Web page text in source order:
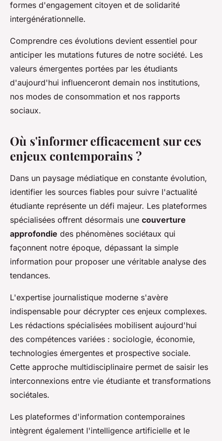
formes d'engagement citoyen et de solidarité
intergénérationnelle.
Comprendre ces évolutions devient essentiel pour
anticiper les mutations futures de notre société. Les
valeurs émergentes portées par les étudiants
d'aujourd'hui influenceront demain nos institutions,
nos modes de consommation et nos rapports
sociaux.
Où s'informer efficacement sur ces
enjeux contemporains ?
Dans un paysage médiatique en constante évolution,
identifier les sources fiables pour suivre l'actualité
étudiante représente un défi majeur. Les plateformes
spécialisées offrent désormais une couverture
approfondie des phénomènes sociétaux qui
façonnent notre époque, dépassant la simple
information pour proposer une véritable analyse des
tendances.
L'expertise journalistique moderne s'avère
indispensable pour décrypter ces enjeux complexes.
Les rédactions spécialisées mobilisent aujourd'hui
des compétences variées : sociologie, économie,
technologies émergentes et prospective sociale.
Cette approche multidisciplinaire permet de saisir les
interconnexions entre vie étudiante et transformations
sociétales.
Les plateformes d'information contemporaines
intègrent également l'intelligence artificielle et le